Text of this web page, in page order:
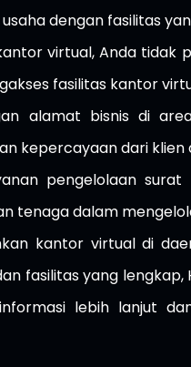
dengan fasilitas
virtual, Anda
fasilitas kantor
alamat bisnis di
kepercayaan dari klien
pengelolaan
tenaga dalam
kantor virtual di
fasilitas yang
lebih lanjut